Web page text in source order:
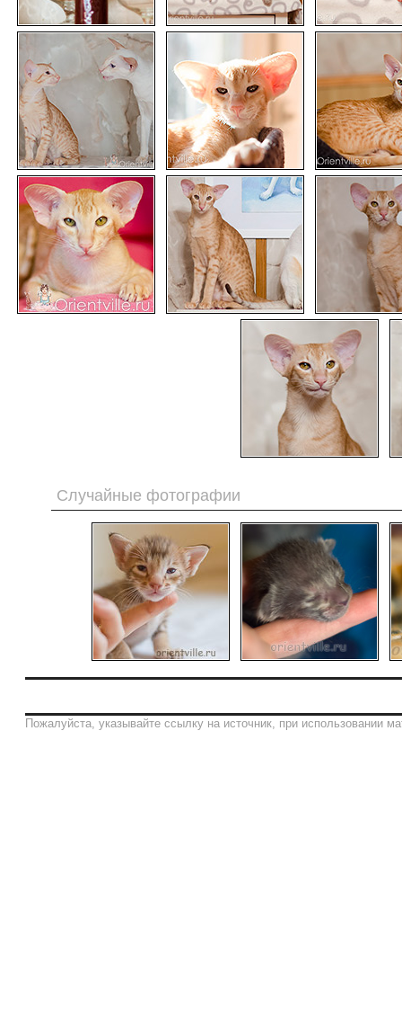
Случайные фотографии
Пожалуйста, указывайте ссылку на источник, при использовании